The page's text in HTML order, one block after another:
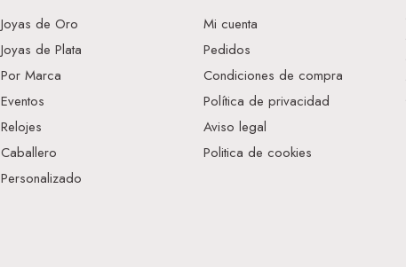
Joyas de Oro
Joyas de Plata
Por Marca
Eventos
Relojes
Caballero
Personalizado
Mi cuenta
Pedidos
Condiciones de compra
Política de privacidad
Aviso legal
Politica de cookies